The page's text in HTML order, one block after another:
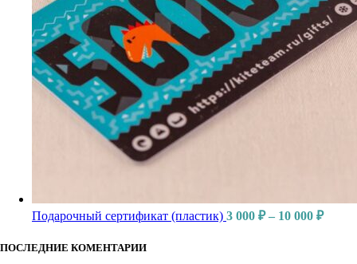
Подарочный сертификат (пластик) 3 000 ₽ – 10 000 ₽
ПОСЛЕДНИЕ КОМЕНТАРИИ